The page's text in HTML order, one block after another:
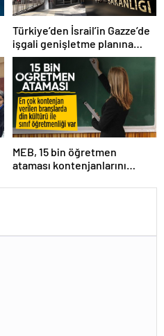
Türkiye’den İsrail’in Gazze’de
işgali genişletme planına
tepki
MEB, 15 bin öğretmen
ataması kontenjanlarını